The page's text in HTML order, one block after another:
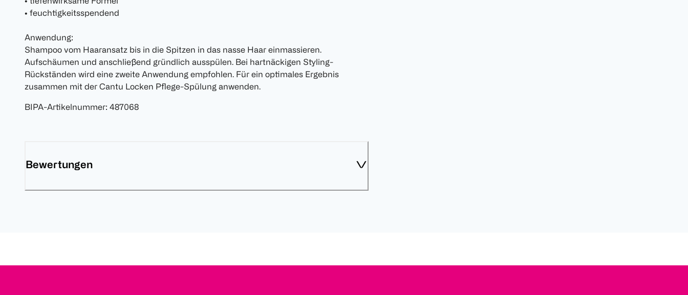
• feuchtigkeitsspendend
Anwendung:
Shampoo vom Haaransatz bis in die Spitzen in das nasse Haar einmassieren.
Aufschäumen und anschließend gründlich ausspülen. Bei hartnäckigen Styling-
Rückständen wird eine zweite Anwendung empfohlen. Für ein optimales Ergebnis
zusammen mit der Cantu Locken Pflege-Spülung anwenden.
BIPA-Artikelnummer: 487068
Bewertungen